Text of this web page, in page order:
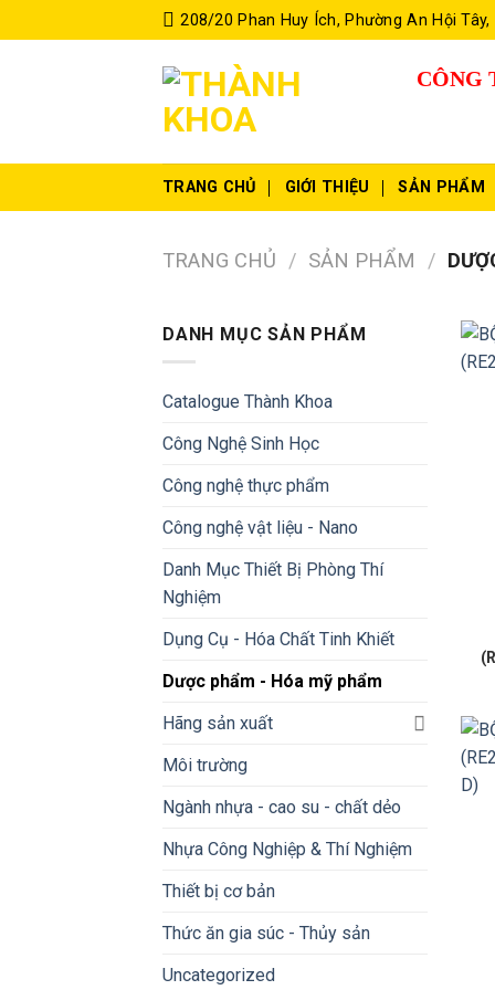
to
208/20 Phan Huy Ích, Phường An Hội Tây,
CÔNG
TRANG CHỦ GIỚI THIỆU SẢN PHẨM
TRANG CHỦ / SẢN PHẨM /
DANH MỤC SẢN PHẨM
Catalogue Thành Khoa
Công Nghệ Sinh Học
Công nghệ thực phẩm
Công nghệ vật liệu - Nano
Danh Mục Thiết Bị Phòng Thí
Nghiệm
Dụng Cụ - Hóa Chất Tinh Khiết
Dược phẩm - Hóa mỹ phẩm
Hãng sản xuất
Môi trường
Ngành nhựa - cao su - chất dẻo
Nhựa Công Nghiệp & Thí Nghiệm
Thiết bị cơ bản
Thức ăn gia súc - Thủy sản
Uncategorized